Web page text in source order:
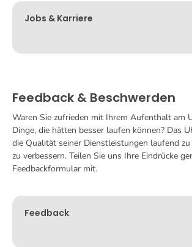
Jobs & Karriere
Feedback & Beschwerden
Waren Sie zufrieden mit Ihrem Aufenthalt am
Dinge, die hätten besser laufen können? Das
die Qualität seiner Dienstleistungen laufend
zu verbessern. Teilen Sie uns Ihre Eindrücke
Feedbackformular mit.
Feedback